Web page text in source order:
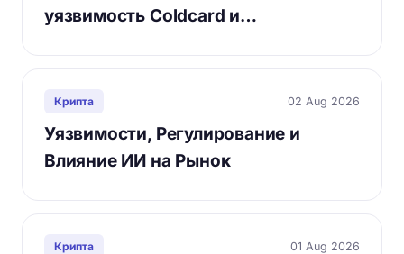
уязвимость Coldcard и…
Крипта 02 Aug 2026
Уязвимости, Регулирование и
Влияние ИИ на Рынок
Крипта 01 Aug 2026